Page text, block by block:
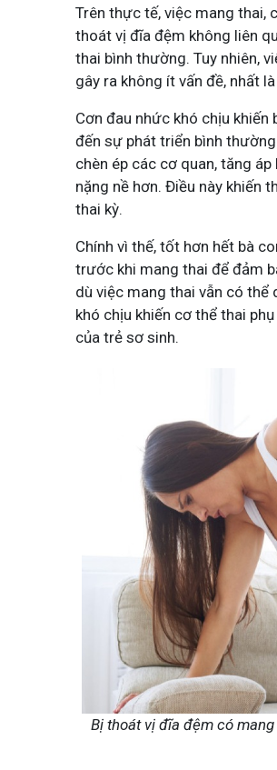
Trên thực tế, việc mang thai,
thoát vị đĩa đệm không liên
thai bình thường. Tuy nhiên,
gây ra không ít vấn đề, nhất
Cơn đau nhức khó chịu
đến sự phát triển bình
chèn ép các cơ quan, tăng
nặng nề hơn. Điều này khiến
thai kỳ.
Chính vì thế, tốt hơn hết bà
trước khi mang thai để đảm
dù việc mang thai vẫn có thể
khó chịu khiến cơ thể thai
của trẻ sơ sinh.
Bị thoát vị đĩa đệm có
Tham gia nhóm